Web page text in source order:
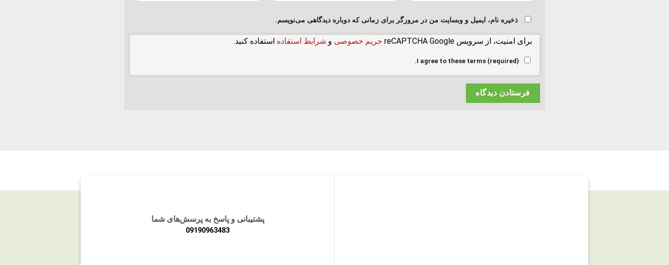
ذخیره نام، ایمیل و وبسایت من در مرورگر برای زمانی که دوباره دیدگاهی می‌نویسم.
برای امنیت، از سرویس reCAPTCHA Google حریم خصوصی و شرایط استفاده استفاده کنید.
I agree to these terms (required).
پشتیبانی و پاسخ به پرسش‌های شما
09190963483